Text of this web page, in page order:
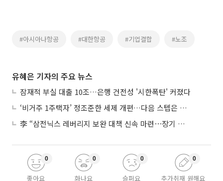
#아시아나항공 #대한항공 #기업결합 #노조
유혜은 기자의 주요 뉴스
잠재적 부실 대출 10조…은행 건전성 '시한폭탄' 커졌다
‘비거주 1주택자’ 정조준한 세제 개편…다음 스텝은 금융 대책
李 “삼전닉스 레버리지 보완 대책 신속 마련⋯장기 채무 과감히 탕감”
좋아요
0
화나요
0
슬퍼요
0
추가취재 원해요
0